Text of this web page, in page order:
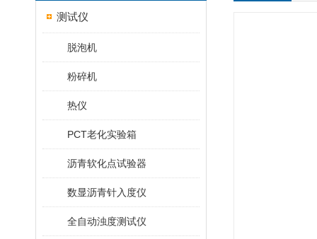
测试仪
脱泡机
粉碎机
热仪
PCT老化实验箱
沥青软化点试验器
数显沥青针入度仪
全自动浊度测试仪